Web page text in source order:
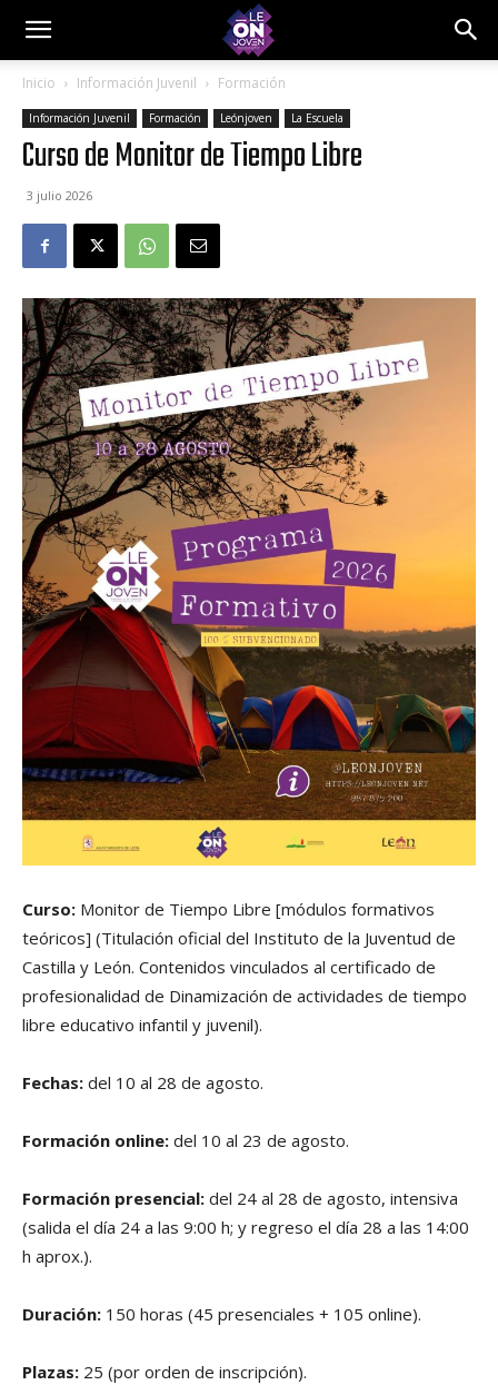
Inicio Información Juvenil Formación
Información Juvenil Formación Leónjoven La Escuela
Curso de Monitor de Tiempo Libre
3 julio 2026
Curso: Monitor de Tiempo Libre [módulos formativos
teóricos] (Titulación oficial del Instituto de la Juventud de
Castilla y León. Contenidos vinculados al certificado de
profesionalidad de Dinamización de actividades de tiempo
libre educativo infantil y juvenil).
Fechas: del 10 al 28 de agosto.
Formación online: del 10 al 23 de agosto.
Formación presencial: del 24 al 28 de agosto, intensiva
(salida el día 24 a las 9:00 h; y regreso el día 28 a las 14:00
h aprox.).
Duración: 150 horas (45 presenciales + 105 online).
Plazas: 25 (por orden de inscripción).